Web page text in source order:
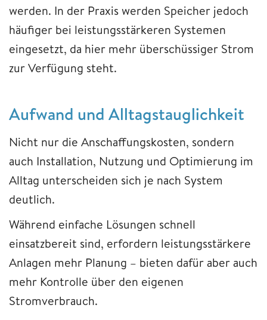
werden. In der Praxis werden Speicher jedoch
häufiger bei leistungsstärkeren Systemen
eingesetzt, da hier mehr überschüssiger Strom
zur Verfügung steht.
Aufwand und Alltagstauglichkeit
Nicht nur die Anschaffungskosten, sondern
auch Installation, Nutzung und Optimierung im
Alltag unterscheiden sich je nach System
deutlich.
Während einfache Lösungen schnell
einsatzbereit sind, erfordern leistungsstärkere
Anlagen mehr Planung – bieten dafür aber auch
mehr Kontrolle über den eigenen
Stromverbrauch.